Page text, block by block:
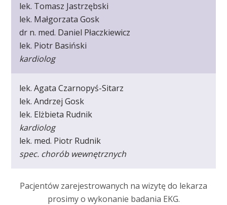
lek. Tomasz Jastrzębski
lek. Małgorzata Gosk
dr n. med. Daniel Płaczkiewicz
lek. Piotr Basiński
kardiolog
lek. Agata Czarnopyś-Sitarz
lek. Andrzej Gosk
lek. Elżbieta Rudnik
kardiolog
lek. med. Piotr Rudnik
spec. chorób wewnętrznych
Pacjentów zarejestrowanych na wizytę do lekarza
prosimy o wykonanie badania EKG.